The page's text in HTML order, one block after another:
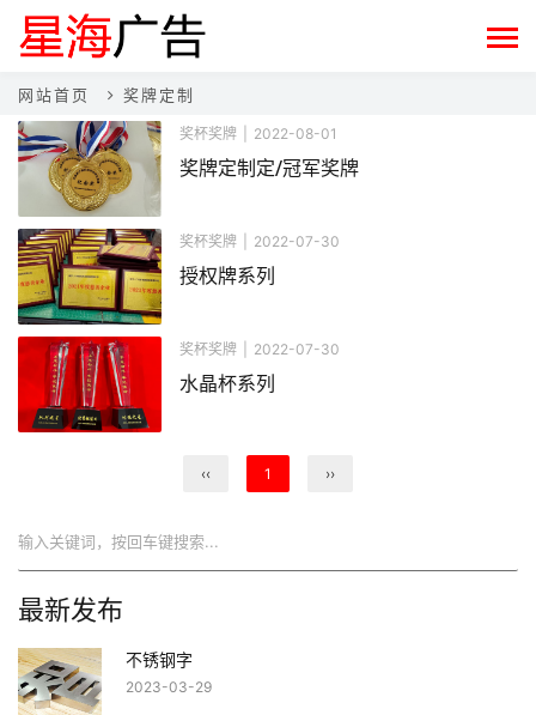
网站首页 奖牌定制
奖杯奖牌 2022-08-01
奖牌定制定/冠军奖牌
奖杯奖牌 2022-07-30
授权牌系列
奖杯奖牌 2022-07-30
水晶杯系列
‹‹ 1 ››
最新发布
不锈钢字
2023-03-29